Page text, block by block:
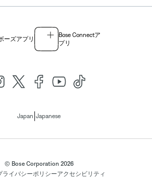
ーズアプリ
Bose Connectア
プリ
Japan Japanese
© Bose Corporation 2026
ライバシーポリシーアクセシビリティ